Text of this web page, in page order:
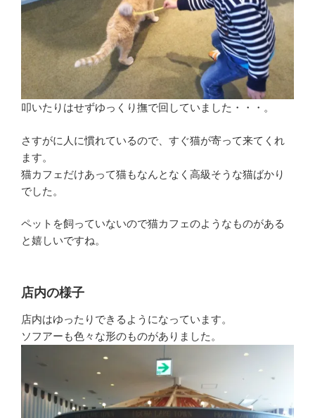
叩いたりはせずゆっくり撫で回していました・・・。
さすがに人に慣れているので、すぐ猫が寄って来てくれ
ます。
猫カフェだけあって猫もなんとなく高級そうな猫ばかり
でした。
ペットを飼っていないので猫カフェのようなものがある
と嬉しいですね。
店内の様子
店内はゆったりできるようになっています。
ソフアーも色々な形のものがありました。